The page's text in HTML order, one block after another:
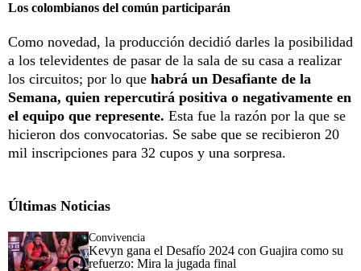
Los colombianos del común participarán
Como novedad, la producción decidió darles la posibilidad
a los televidentes de pasar de la sala de su casa a realizar
los circuitos; por lo que habrá un Desafiante de la
Semana, quien repercutirá positiva o negativamente en
el equipo que represente. Esta fue la razón por la que se
hicieron dos convocatorias. Se sabe que se recibieron 20
mil inscripciones para 32 cupos y una sorpresa.
Últimas Noticias
Convivencia
Kevyn gana el Desafío 2024 con Guajira como su
refuerzo: Mira la jugada final